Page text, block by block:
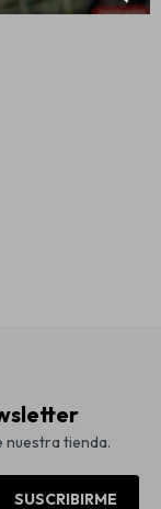
nuestra tienda.
SUSCRIBIRME